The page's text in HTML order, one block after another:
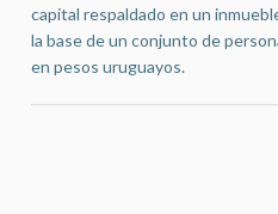
capital respaldado en un
la base de un conjunto de
en pesos uruguayos.